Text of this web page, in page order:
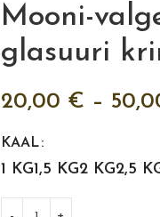
Mooni-
glasuuri
20,00 € –
KAAL
1 KG1,5 KG2 KG2,5